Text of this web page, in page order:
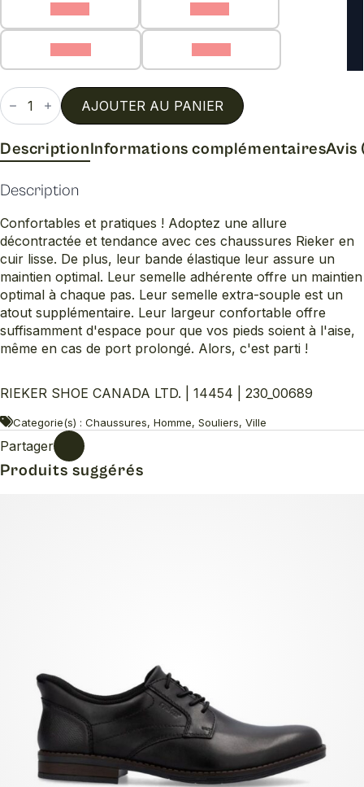
quantité
de
14454
AJOUTER AU PANIER
DescriptionInformations complémentairesAvis
Description
Confortables et pratiques ! Adoptez une allure
décontractée et tendance avec ces chaussures Rieker en
cuir lisse. De plus, leur bande élastique leur assure un
maintien optimal. Leur semelle adhérente offre un maintien
optimal à chaque pas. Leur semelle extra-souple est un
atout supplémentaire. Leur largeur confortable offre
suffisamment d'espace pour que vos pieds soient à l'aise,
même en cas de port prolongé. Alors, c'est parti !
RIEKER SHOE CANADA LTD. | 14454 | 230_00689
Categorie(s) : Chaussures, Homme, Souliers, Ville
Partager
Produits suggérés